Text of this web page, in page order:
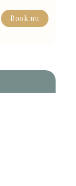
Book nu